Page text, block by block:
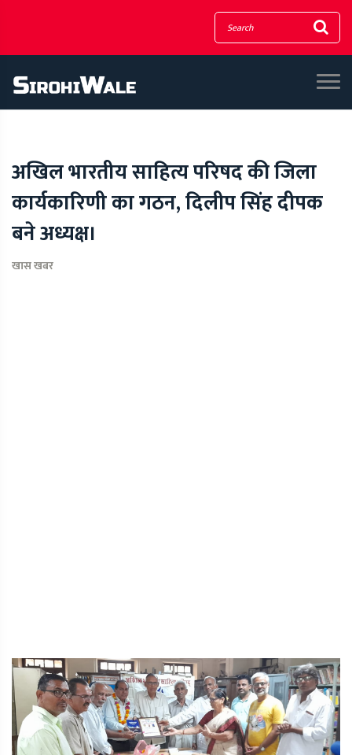
अखिल भारतीय साहित्य परिषद की जिला
कार्यकारिणी का गठन, दिलीप सिंह दीपक
बने अध्यक्ष।
खास खबर